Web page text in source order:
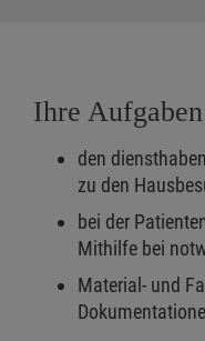
Ihre
den
zu den
bei der
Mithilfe bei
Material- und